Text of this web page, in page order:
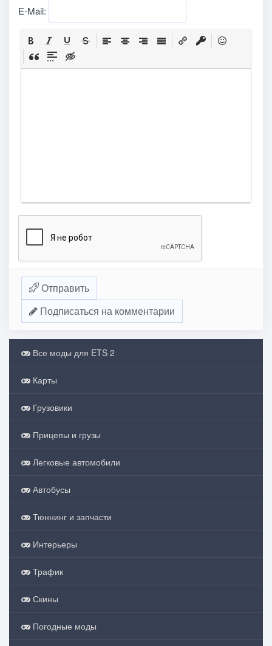
E-Mail:
Отправить
Подписаться на комментарии
Все моды для ETS 2
Карты
Грузовики
Прицепы и грузы
Легковые автомобили
Автобусы
Тюннинг и запчасти
Интерьеры
Трафик
Скины
Погодные моды